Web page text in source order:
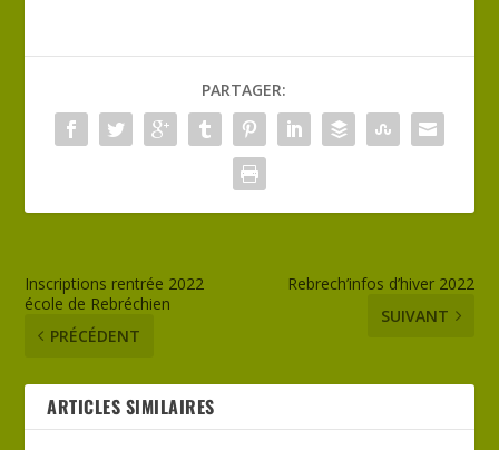
PARTAGER:
Inscriptions rentrée 2022
école de Rebréchien
PRÉCÉDENT
Rebrech’infos d’hiver 2022
SUIVANT
ARTICLES SIMILAIRES